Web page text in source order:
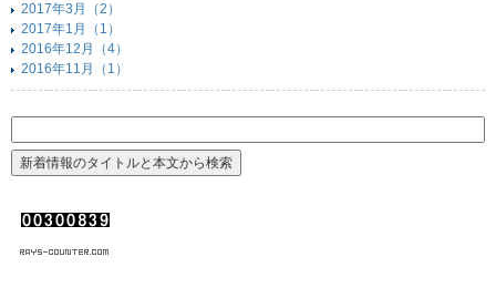
2017年3月（2）
2017年1月（1）
2016年12月（4）
2016年11月（1）